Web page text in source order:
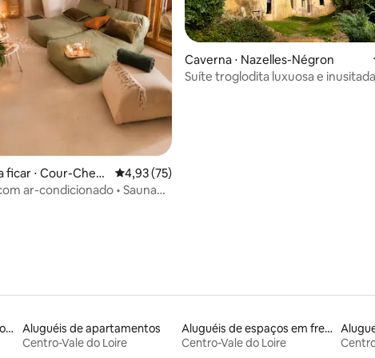
de 5, 407 avaliações
ficar ⋅ Cour-Chev
4,93 de uma avaliação média de 5, 75 avaliações
4,93 (75)
ar-condicionado • Sauna
Caverna ⋅ Nazelles-Négron
Suíte troglodita luxuosa e inusitada
Aluguéis por temporada com banheira de hidromassagem
Aluguéis de apartamentos
Centro-Vale do Loire
Aluguéis de espaços em frente à praia
Centro-Vale do Loire